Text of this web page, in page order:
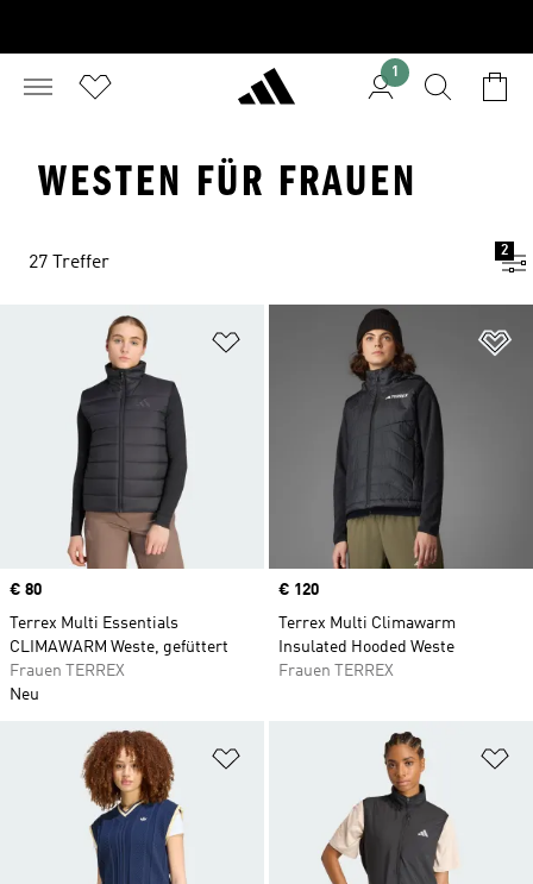
1
WESTEN FÜR FRAUEN
27 Treffer
2
Zur Wunschliste hinzufügen
Price
€ 80
Terrex Multi Essentials
CLIMAWARM Weste, gefüttert
Frauen TERREX
Neu
Price
€ 120
Terrex Multi Climawarm
Insulated Hooded Weste
Frauen TERREX
Zur Wunschliste hinzufügen